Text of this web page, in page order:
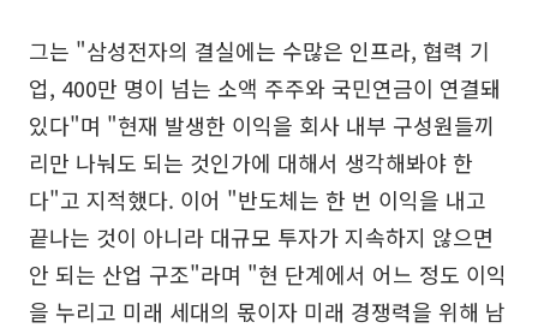
그는 "삼성전자의 결실에는 수많은 인프라, 협력 기
업, 400만 명이 넘는 소액 주주와 국민연금이 연결돼
있다"며 "현재 발생한 이익을 회사 내부 구성원들끼
리만 나눠도 되는 것인가에 대해서 생각해봐야 한
다"고 지적했다. 이어 "반도체는 한 번 이익을 내고
끝나는 것이 아니라 대규모 투자가 지속하지 않으면
안 되는 산업 구조"라며 "현 단계에서 어느 정도 이익
을 누리고 미래 세대의 몫이자 미래 경쟁력을 위해 남